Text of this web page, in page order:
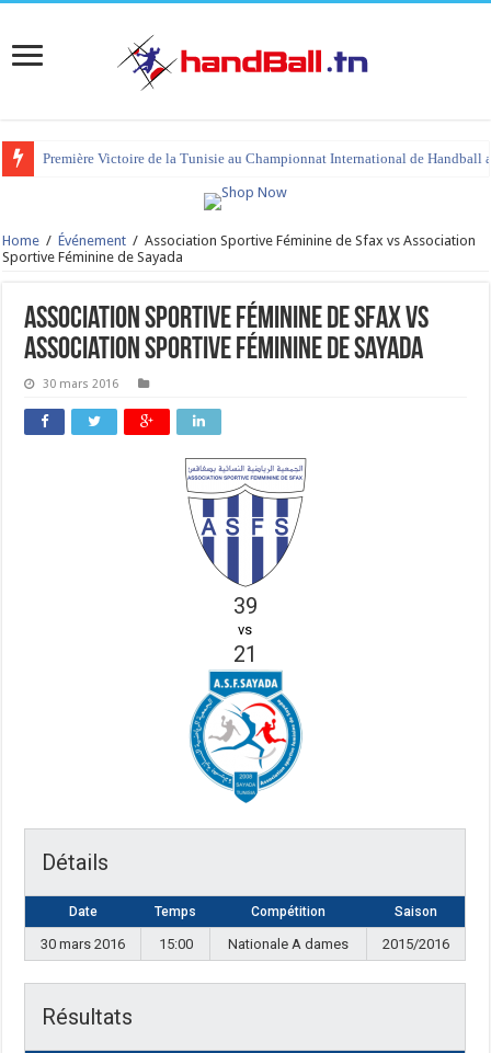
Première Victoire de la Tunisie au Championnat International de Handball
Home / Événement / Association Sportive Féminine de Sfax vs Association
Sportive Féminine de Sayada
Association Sportive Féminine de Sfax vs
Association Sportive Féminine de Sayada
30 mars 2016
39
vs
21
Détails
Date Temps Compétition Saison
30 mars 2016 15:00 Nationale A dames 2015/2016
Résultats